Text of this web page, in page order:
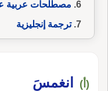
مصطلحات عربية
ترجمة إنجليزية
(أ) انغمسَ